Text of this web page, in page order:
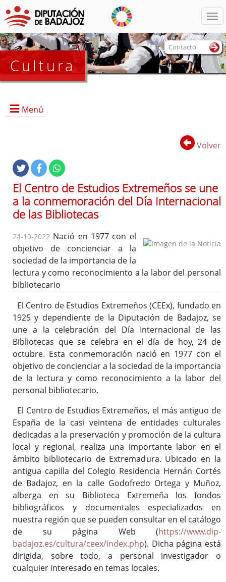
Cultura
Menú
Portada
Información General
Objetivos
Servicios
Colecciones
Publicaciones del CEEX
Enlaces de interés
Donaciones
Catálogo del Centro de Estudios Extremeños
Seudónimos de autores extremeños
Revista de Estudios Extremeños
Historia de la Revista
Normas de envío
Volver
El Centro de Estudios Extremeños se une
a la conmemoración del Día Internacional
de las Bibliotecas
24-10-2022 Nació en 1977 con el
objetivo de concienciar a la
sociedad de la importancia de la
lectura y como reconocimiento a la labor del personal
bibliotecario
El Centro de Estudios Extremeños (CEEx), fundado en
1925 y dependiente de la Diputación de Badajoz, se
une a la celebración del Día Internacional de las
Bibliotecas que se celebra en el día de hoy, 24 de
octubre. Esta conmemoración nació en 1977 con el
objetivo de concienciar a la sociedad de la importancia
de la lectura y como reconocimiento a la labor del
personal bibliotecario.
El Centro de Estudios Extremeños, el más antiguo de
España de la casi veintena de entidades culturales
dedicadas a la preservación y promoción de la cultura
local y regional, realiza una importante labor en el
ámbito bibliotecario de Extremadura. Ubicado en la
antigua capilla del Colegio Residencia Hernán Cortés
de Badajoz, en la calle Godofredo Ortega y Muñoz,
alberga en su Biblioteca Extremeña
los
fondos
bibliográficos y documentales especializados en
nuestra región que se pueden consultar en el catálogo
de su página Web (https://www.dip-
badajoz.es/cultura/ceex/index.php). Dicha página está
dirigida, sobre todo, a personal investigador o
cualquier interesado en temas locales.
Contacto